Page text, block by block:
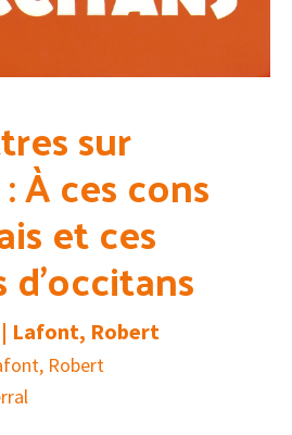
sur
À ces cons
et ces
Lafont, Robert
Robert